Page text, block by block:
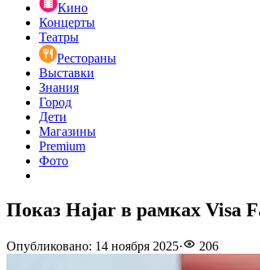
Кино
Концерты
Театры
Рестораны
Выставки
Знания
Город
Дети
Магазины
Premium
Фото
Показ Hajar в рамках Visa
Опубликовано: 14 ноября 2025· 206